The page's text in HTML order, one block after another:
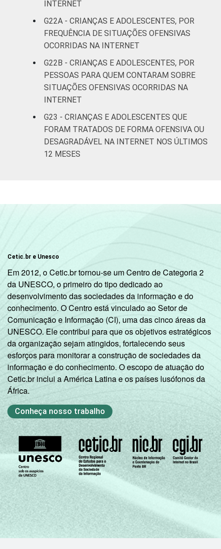
INTERNET
G22A - CRIANÇAS E ADOLESCENTES, POR
FREQUÊNCIA DE SITUAÇÕES OFENSIVAS
OCORRIDAS NA INTERNET
G22B - CRIANÇAS E ADOLESCENTES, POR
PESSOAS PARA QUEM CONTARAM SOBRE
SITUAÇÕES OFENSIVAS OCORRIDAS NA
INTERNET
G23 - CRIANÇAS E ADOLESCENTES QUE
FORAM TRATADOS DE FORMA OFENSIVA OU
DESAGRADÁVEL NA INTERNET NOS ÚLTIMOS
12 MESES
Cetic.br e Unesco
Em 2012, o Cetic.br tornou-se um Centro de Categoria 2
da UNESCO, o primeiro do tipo dedicado ao
desenvolvimento das sociedades da informação e do
conhecimento. O Centro está vinculado ao Setor de
Comunicação e Informação (CI), uma das cinco áreas da
UNESCO. Ele contribui para que os objetivos estratégicos
da organização sejam atingidos, fortalecendo seus
esforços para monitorar a construção de sociedades da
informação e do conhecimento. O escopo de atuação do
Cetic.br inclui a América Latina e os países lusófonos da
África.
Conheça nosso trabalho